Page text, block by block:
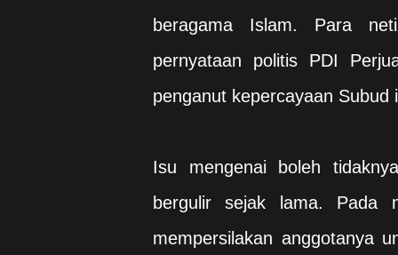
beragama Islam. Para
pernyataan politis PDI
penganut kepercayaan Subud
Isu mengenai boleh
bergulir sejak lama. Pada
mempersilakan anggotanya